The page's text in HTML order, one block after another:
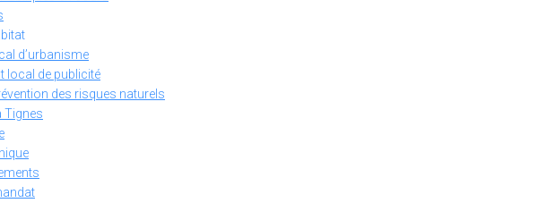
d’urbanisme
local de publicité
des risques naturels
Tignes